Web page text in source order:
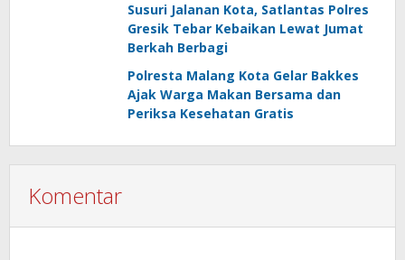
Susuri Jalanan Kota, Satlantas Polres
Gresik Tebar Kebaikan Lewat Jumat
Berkah Berbagi
Polresta Malang Kota Gelar Bakkes
Ajak Warga Makan Bersama dan
Periksa Kesehatan Gratis
Komentar